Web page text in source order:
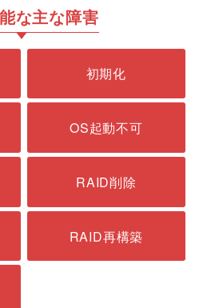
な主な障害
初期化
OS起動不可
RAID削除
RAID再構築